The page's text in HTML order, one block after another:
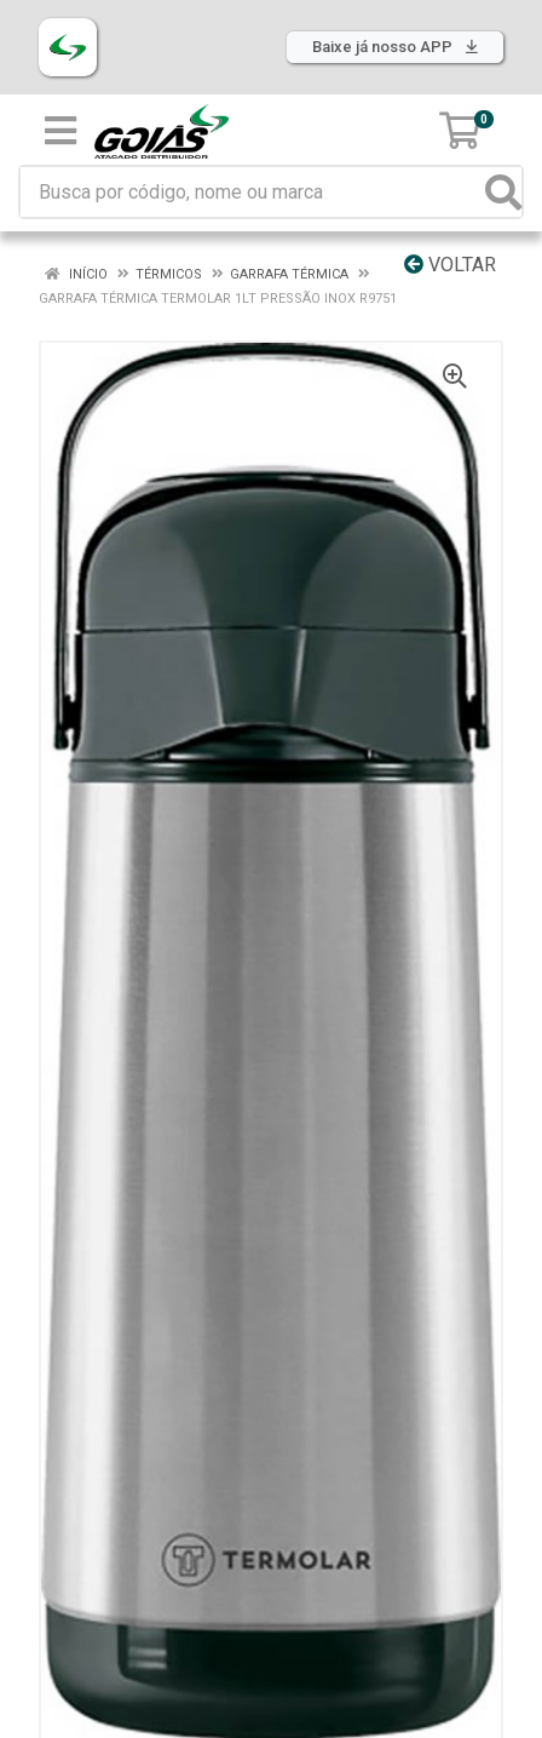
Baixe já nosso APP
0
VOLTAR
INÍCIO TÉRMICOS
GARRAFA TÉRMICA
GARRAFA TÉRMICA TERMOLAR 1LT PRESSÃO INOX R9751